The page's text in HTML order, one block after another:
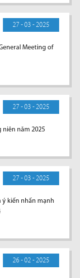
27 - 03 - 2025
Meeting of
27 - 03 - 2025
năm 2025
27 - 03 - 2025
ý kiến nhấn mạnh
26 - 02 - 2025